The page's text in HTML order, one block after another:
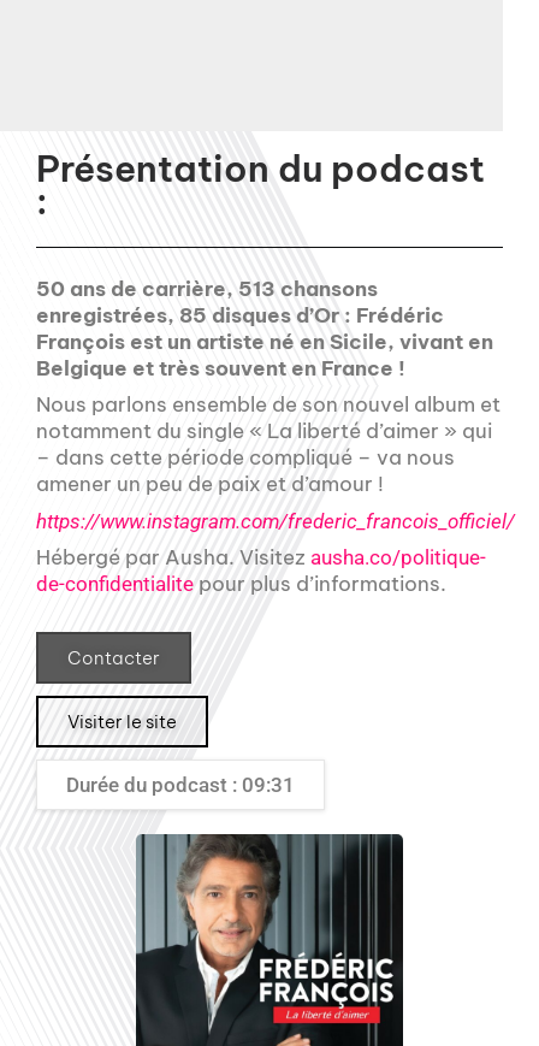
Présentation du podcast
:
50 ans de carrière, 513 chansons
enregistrées, 85 disques d’Or : Frédéric
François est un artiste né en Sicile, vivant en
Belgique et très souvent en France !
Nous parlons ensemble de son nouvel album et
notamment du single « La liberté d’aimer » qui
– dans cette période compliqué – va nous
amener un peu de paix et d’amour !
https://www.instagram.com/frederic_francois_officiel/
Hébergé par Ausha. Visitez ausha.co/politique-
de-confidentialite pour plus d’informations.
Contacter
Visiter le site
Durée du podcast : 09:31